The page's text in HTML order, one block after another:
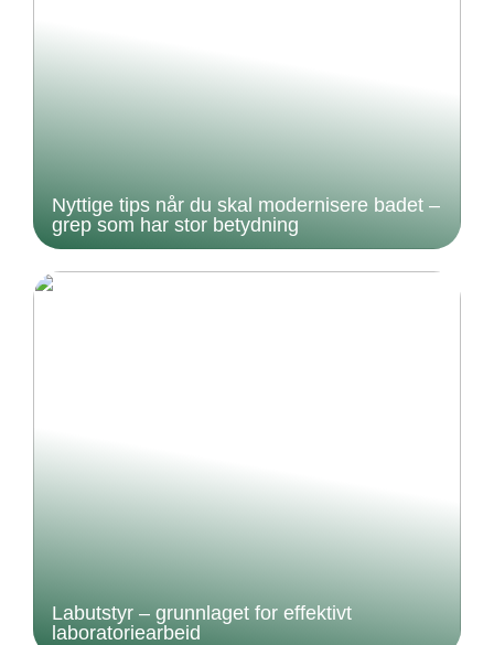
Nyttige tips når du skal modernisere badet –
grep som har stor betydning
Labutstyr – grunnlaget for effektivt
laboratoriearbeid